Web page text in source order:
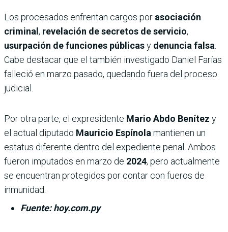
Los procesados enfrentan cargos por asociación
criminal, revelación de secretos de servicio,
usurpación de funciones públicasy denuncia falsa
Cabe destacar que el también investigado Daniel Farías
falleció en marzo pasado, quedando fuera del proceso
judicial.
Por otra parte, el expresidente Mario Abdo Benítez y
el actual diputado Mauricio Espínola mantienen un
estatus diferente dentro del expediente penal. Ambos
fueron imputados en marzo de 2024, pero actualmente
se encuentran protegidos por contar con fueros de
inmunidad.
Fuente: hoy.com.py